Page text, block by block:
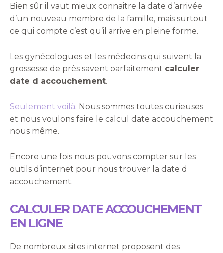
Bien sûr il vaut mieux connaitre la date d’arrivée
d’un nouveau membre de la famille, mais surtout
ce qui compte c’est qu’il arrive en pleine forme.
Les gynécologues et les médecins qui suivent la
grossesse de près savent parfaitement calculer
date d accouchement.
Seulement voilà. Nous sommes toutes curieuses
et nous voulons faire le calcul date accouchement
nous même.
Encore une fois nous pouvons compter sur les
outils d’internet pour nous trouver la date d
accouchement.
CALCULER DATE ACCOUCHEMENT
EN LIGNE
De nombreux sites internet proposent des